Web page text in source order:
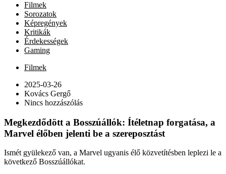
Filmek
Sorozatok
Képregények
Kritikák
Érdekességek
Gaming
Filmek
2025-03-26
Kovács Gergő
Nincs hozzászólás
Megkezdődött a Bosszúállók: Ítéletnap forgatása, a
Marvel élőben jelenti be a szereposztást
Ismét gyülekező van, a Marvel ugyanis élő közvetítésben leplezi le a
következő Bosszúállókat.